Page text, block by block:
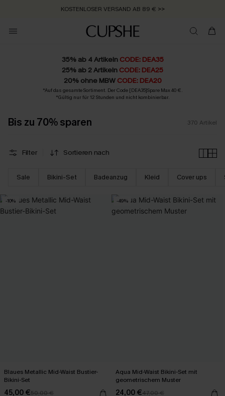
GRATIS MASSBAND MIT JEDEM SCHNELLVERSAND-ARTIKEL >>
35% ab 4 Artikeln CODE: DEA35
25% ab 2 Artikeln CODE: DEA25
20% ohne MBW CODE: DEA20
*Auf das gesamte Sortiment. Der Code [DEA35]Spare Max 40 €.
*Gültig nur für 12 Stunden und nicht kombinierbar.
Bis zu 70% sparen 370 Artikel
Filter Sortieren nach
Sale Bikini-Set Badeanzug Kleid Cover ups
-10%
Blaues Metallic Mid-Waist Bustier-
Bikini-Set
45,00 €50,00 €
-49%
Aqua Mid-Waist Bikini-Set mit
geometrischem Muster
24,00 €47,00 €